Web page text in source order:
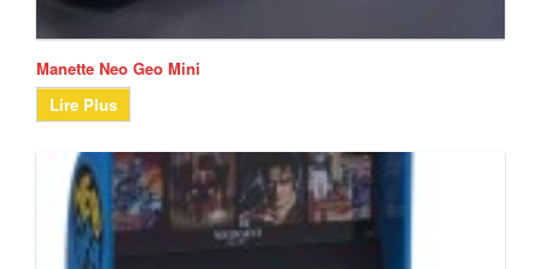
Manette Neo Geo Mini
Lire Plus